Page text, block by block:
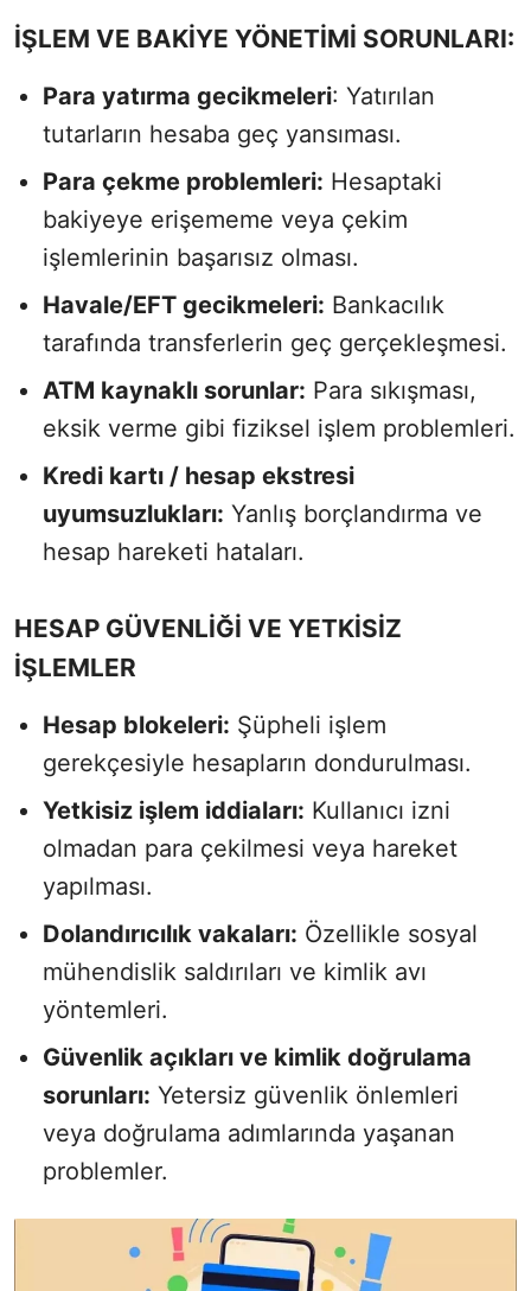
İŞLEM VE BAKİYE YÖNETİMİ SORUNLARI:
Para yatırma gecikmeleri: Yatırılan
tutarların hesaba geç yansıması.
Para çekme problemleri: Hesaptaki
bakiyeye erişememe veya çekim
işlemlerinin başarısız olması.
Havale/EFT gecikmeleri: Bankacılık
tarafında transferlerin geç gerçekleşmesi.
ATM kaynaklı sorunlar: Para sıkışması,
eksik verme gibi fiziksel işlem problemleri.
Kredi kartı / hesap ekstresi
uyumsuzlukları: Yanlış borçlandırma ve
hesap hareketi hataları.
HESAP GÜVENLİĞİ VE YETKİSİZ
İŞLEMLER
Hesap blokeleri: Şüpheli işlem
gerekçesiyle hesapların dondurulması.
Yetkisiz işlem iddiaları: Kullanıcı izni
olmadan para çekilmesi veya hareket
yapılması.
Dolandırıcılık vakaları: Özellikle sosyal
mühendislik saldırıları ve kimlik avı
yöntemleri.
Güvenlik açıkları ve kimlik doğrulama
sorunları: Yetersiz güvenlik önlemleri
veya doğrulama adımlarında yaşanan
problemler.